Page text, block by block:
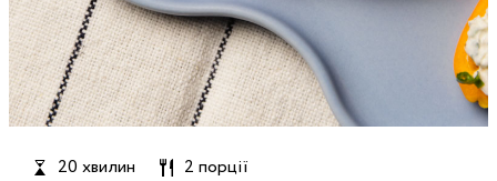
20 хвилин 2 порції